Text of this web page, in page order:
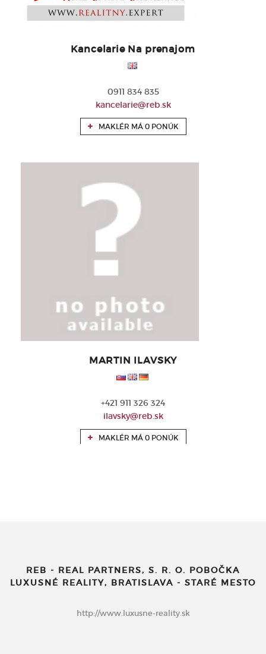
Kancelarie Na prenajom
0911 834 835
kancelarie@reb.sk
MAKLÉR MÁ 0 PONÚK
MARTIN ILAVSKY
+421 911 326 324
ilavsky@reb.sk
MAKLÉR MÁ 0 PONÚK
REB - REAL PARTNERS, S. R. O. POBOČKA
LUXUSNÉ REALITY, BRATISLAVA - STARÉ MESTO
http://www.luxusne-reality.sk